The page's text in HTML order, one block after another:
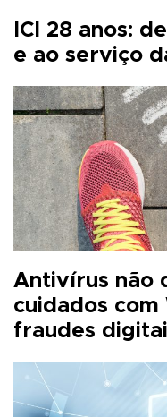
ICI 28 anos:
e ao serviço
Antivírus não
cuidados
fraudes